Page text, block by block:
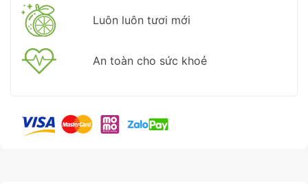
Luôn luôn tươi mới
An toàn cho sức khoẻ